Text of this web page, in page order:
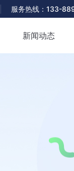
服务热线：133-
新闻动态